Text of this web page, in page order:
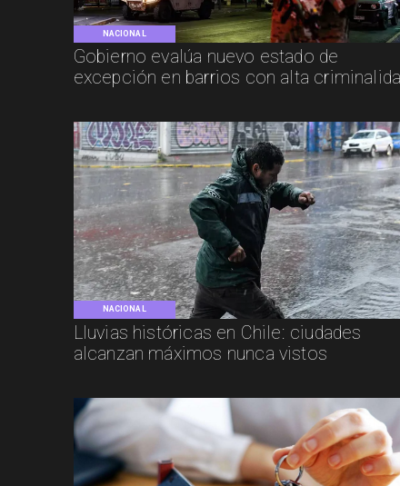
NACIONAL
Gobierno evalúa nuevo estado de
excepción en barrios con alta
NACIONAL
Lluvias históricas en Chile: ciudades
alcanzan máximos nunca vistos